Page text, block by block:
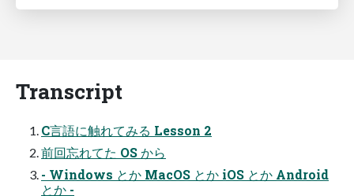
Transcript
C言語に触れてみる Lesson 2
前回忘れてた OS から
- Windows とか MacOS とか iOS とか Android
とか -